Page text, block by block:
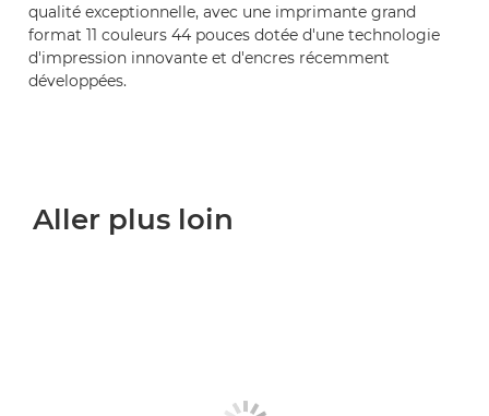
qualité exceptionnelle, avec une imprimante grand
format 11 couleurs 44 pouces dotée d'une technologie
d'impression innovante et d'encres récemment
développées.
Aller plus loin